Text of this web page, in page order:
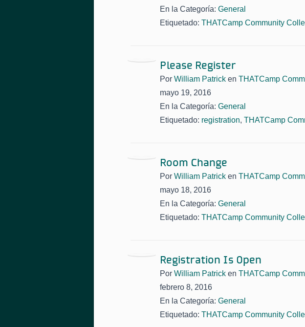
En la Categoría: General
Etiquetado: THATCamp Community
Please Register
Por William Patrick en THATCamp
mayo 19, 2016
En la Categoría: General
Etiquetado: registration, THATCamp
Room Change
Por William Patrick en THATCamp
mayo 18, 2016
En la Categoría: General
Etiquetado: THATCamp Community
Registration Is Open
Por William Patrick en THATCamp
febrero 8, 2016
En la Categoría: General
Etiquetado: THATCamp Community